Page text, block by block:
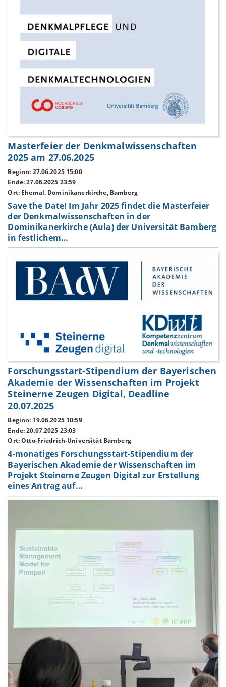
Masterfeier der Denkmalwissenschaften
2025 am 27.06.2025
Beginn: 27.06.2025 15:00
Ende: 27.06.2025 23:59
Ort: Ehemal. Dominikanerkirche, Bamberg
Save the Date! Im Jahr 2025 findet die Masterfeier
der Denkmalwissenschaften in der
Dominikanerkirche (Aula) der Universität Bamberg
in festlichem…
Forschungsstart-Stipendium der Bayerischen
Akademie der Wissenschaften im Projekt
Steinerne Zeugen Digital, Deadline
20.07.2025
Beginn: 19.06.2025 10:59
Ende: 20.07.2025 23:03
Ort: Otto-Friedrich-Universität Bamberg
4-monatiges Forschungsstart-Stipendium der
Bayerischen Akademie der Wissenschaften im
Projekt Steinerne Zeugen Digital zur Erstellung
eines Antrag auf…